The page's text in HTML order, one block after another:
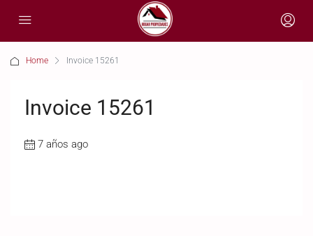
Home Invoice 15261
Invoice 15261
7 años ago